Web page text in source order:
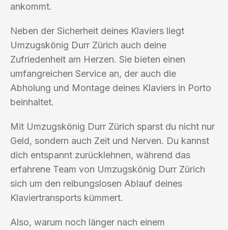
ankommt.
Neben der Sicherheit deines Klaviers liegt
Umzugskönig Durr Zürich auch deine
Zufriedenheit am Herzen. Sie bieten einen
umfangreichen Service an, der auch die
Abholung und Montage deines Klaviers in Porto
beinhaltet.
Mit Umzugskönig Durr Zürich sparst du nicht nur
Geld, sondern auch Zeit und Nerven. Du kannst
dich entspannt zurücklehnen, während das
erfahrene Team von Umzugskönig Durr Zürich
sich um den reibungslosen Ablauf deines
Klaviertransports kümmert.
Also, warum noch länger nach einem